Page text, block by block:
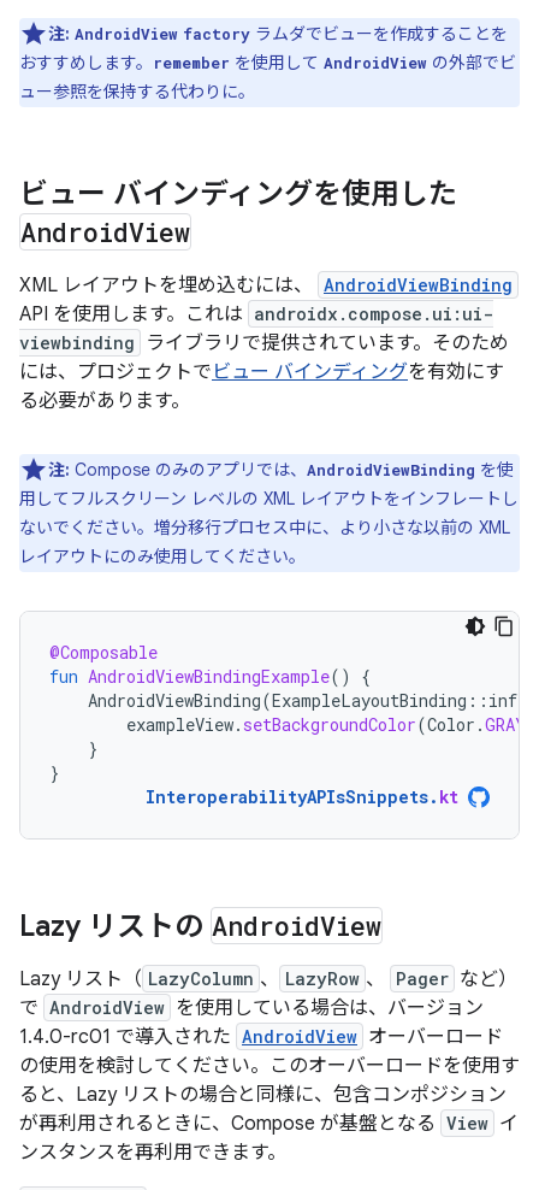
注: AndroidView factory ラムダでビューを作成することを
おすすめします。
remember を使用して AndroidView の外部でビ
ュー参照を保持する代わりに。
ビュー バインディングを使用した
AndroidView
XML レイアウトを埋め込むには、 AndroidViewBinding
API を使用します。これは androidx.compose.ui:ui-
viewbinding
ライブラリで提供されています。そのため
には、プロジェクトで ビュー バインディングを有効にす
る必要があります。
注: Compose のみのアプリでは、 AndroidViewBinding を使
用してフルスクリーン レベルの XML レイアウトをインフレートし
ないでください。増分移行プロセス中に、より小さな以前の XML
レイアウトにのみ使用してください。
@Composable
fun AndroidViewBindingExample()
{
AndroidViewBinding(ExampleLayoutBinding ::
exampleView. setBackgroundColor(Color .GRAY
}
}
InteroperabilityAPIsSnippets. kt
Lazy リストの AndroidView
Lazy リスト（ LazyColumn 、 LazyRow 、 Pager など）
で AndroidView を使用している場合は、バージョン
1.4.0-rc01 で導入された AndroidView オーバーロード
の使用を検討してください。このオーバーロードを使用す
ると、Lazy リストの場合と同様に、包含コンポジション
が再利用されるときに、Compose が基盤となる View イ
ンスタンスを再利用できます。